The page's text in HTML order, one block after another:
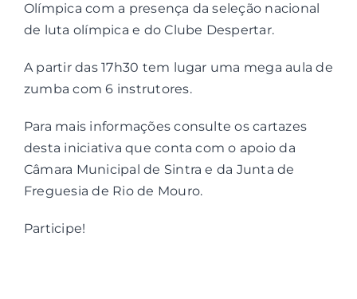
Olímpica com a presença da seleção nacional
de luta olímpica e do Clube Despertar.
A partir das 17h30 tem lugar uma mega aula de
zumba com 6 instrutores.
Para mais informações consulte os cartazes
desta iniciativa que conta com o apoio da
Câmara Municipal de Sintra e da Junta de
Freguesia de Rio de Mouro.
Participe!